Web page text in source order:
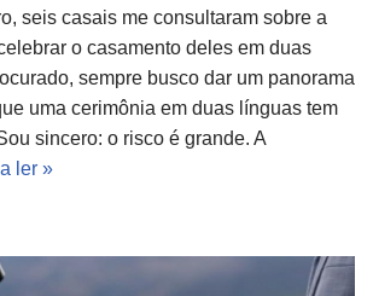
seis casais me consultaram sobre a
o casamento deles em duas
sempre busco dar um panorama
uma cerimônia em duas línguas tem
sincero: o risco é grande. A
ler »